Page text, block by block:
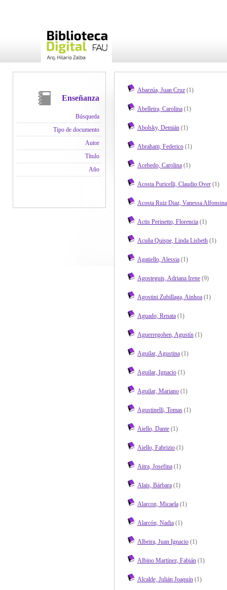
Enseñanza
Búsqueda
Tipo de documento
Autor
Título
Año
Abarzúa, Juan Cruz(1)
Abelleira, Carolina(1)
Abolsky, Demián(1)
Abraham, Federico(1)
Acebedo, Carolina(1)
Acosta Puricelli, Claudio Over(1)
Acosta Ruiz Diaz, Vanessa Alfonsina
Actis Perinetto, Florencia(1)
Acuña Quispe, Linda Lisbeth(1)
Agatiello, Alessia(1)
Agosteguis, Adriana Irene(9)
Agostini Zubillaga, Ainhoa(1)
Aguado, Renata(1)
Aguerregohen, Agustín(1)
Aguilar, Agustina(1)
Aguilar, Ignacio(1)
Aguilar, Mariano(1)
Agustinelli, Tomas(1)
Aiello, Dante(1)
Aiello, Fabrizio(1)
Aitra, Josefina(1)
Alais, Bárbara(1)
Alarcon, Micaela(1)
Alarcón, Nadia(1)
Albeira, Juan Ignacio(1)
Albino Martínez, Fabián(1)
Alcalde, Julián Joaquín(1)